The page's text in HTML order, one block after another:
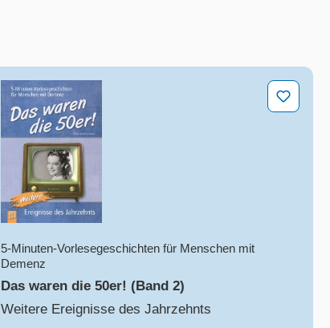
Das waren die 50er! (Band 2)
5-Minuten-Vorlesegeschichten für Menschen mit
Demenz
Das waren die 50er! (Band 2)
Weitere Ereignisse des Jahrzehnts